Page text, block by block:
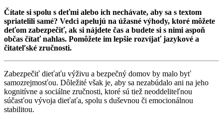
Čítate si spolu s deťmi alebo ich nechávate, aby sa s textom
spriatelili samé? Vedci apelujú na úžasné výhody, ktoré môžete
deťom zabezpečiť, ak si nájdete čas a budete si s nimi aspoň
občas čítať nahlas. Pomôžete im lepšie rozvíjať jazykové a
čitateľské zručnosti.
Zabezpečiť dieťaťu výživu a bezpečný domov by malo byť
samozrejmosťou. Dôležité však je, aby sa nezabúdalo ani na jeho
kognitívne a sociálne zručnosti, ktoré sú tiež neoddeliteľnou
súčasťou vývoja dieťaťa, spolu s duševnou či emocionálnou
stabilitou.